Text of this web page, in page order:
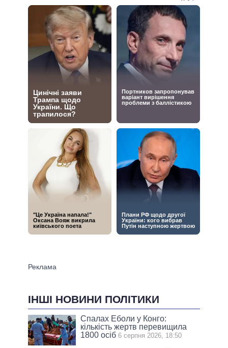
ІНШІ НОВИНИ ПОЛІТИКИ
Спалах Еболи у Конго:
кількість жертв перевищила
1800 осіб 6 серпня 2026, 18:50